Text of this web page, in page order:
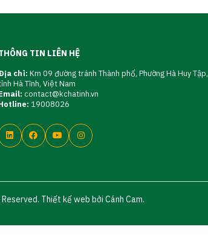
TIN LIÊN HỆ
chỉ: Km 09 đường tránh Thành phố, Phường Hà Huy Tập,
Hà Tĩnh, Việt Nam
contact@kchatinh.vn
19008026
Thiết kế web bởi Cánh Cam.